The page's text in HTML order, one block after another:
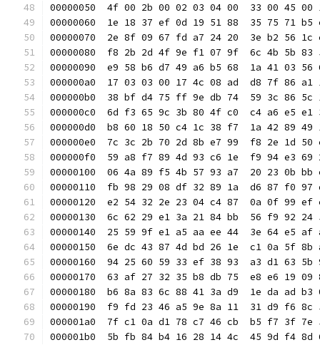
00000050  4f 00 2b 00 02 03 04 00  33 00 45
00000060  1e 18 37 ef 0d 19 51 88  35 75 71
00000070  2e 8f 09 67 fd a7 24 20  3e b2 56
00000080  f8 2b 2d 4f 9e f1 07 9f  6c 4b 5b
00000090  e9 58 b6 d7 49 a6 b5 68  1a 41 03
000000a0  17 03 03 00 17 4c 08 ad  d8 7f
000000b0  38 bf d4 75 ff 9e db 74  59 3c 86
000000c0  6d f3 65 9c 3b 80 4f c0  c4 a6 e5
000000d0  b8 60 18 50 c4 1c 38 f7  1a 42 89
000000e0  7c 3c 2b 70 2d 8b e7 99  f8 2e
000000f0  59 a8 f7 89 4d 93 c6 1e  f9 94 e3
00000100  06 4a 89 f5 4b 57 93 a7  20 23 0b
00000110  fb 98 29 08 df 32 89 1a  d6 87
00000120  e2 54 32 2e 23 04 c4 87  0a 0f
00000130  6c 62 29 e1 3a 21 84 bb  56 f9 92
00000140  25 59 9f e1 a5 aa ee 44  3e 64 e5
00000150  6e dc 43 87 4d bd 26 1e  c1 0a 5f
00000160  94 25 60 59 33 ef 38 93  a3 d1 63
00000170  63 af 27 32 35 b8 db 75  e8 e6
00000180  b6 8a 83 6c 88 41 3a d9  1e da
00000190  f9 fd 23 46 a5 9e 8a 11  31 d9 f6
000001a0  7f c1 0a d1 78 c7 46 cb  b5 f7 3f
000001b0  5b fb 84 b4 16 28 14 4c  45 9d f4